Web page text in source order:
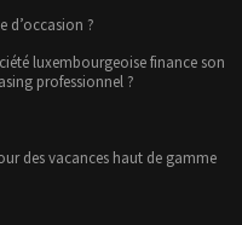
d’occasion ?
luxembourgeoise finance son
professionnel ?
des vacances haut de gamme